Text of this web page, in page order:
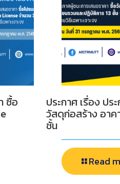
ซื้อ ประกาศ เรื่อง ปร
วัสดุก่อสร้าง อาค
ชั้น
Read